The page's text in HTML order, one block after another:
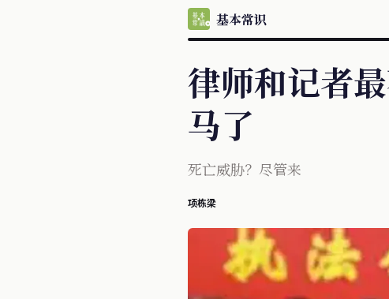
基本常识
律师和记者
马了
死亡威胁？尽管来
项栋梁